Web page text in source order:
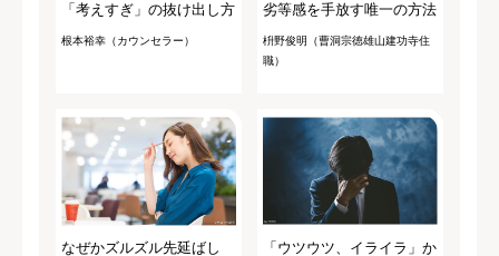
「考えすぎ」の抜け出し方
根本裕幸（カウンセラー）
劣等感を手放す唯一の方法
枡野俊明（曹洞宗徳雄山建功寺住
職）
なぜかズルズル先延ばし
「ウツウツ、イライラ」か